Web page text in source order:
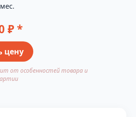
₽ *
цену
от особенностей товара и